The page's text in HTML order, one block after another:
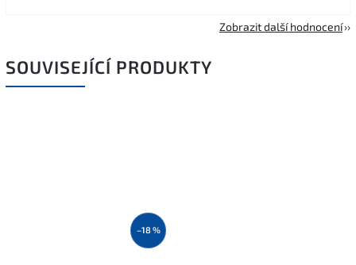
Zobrazit další hodnocení
SOUVISEJÍCÍ PRODUKTY
–18 %